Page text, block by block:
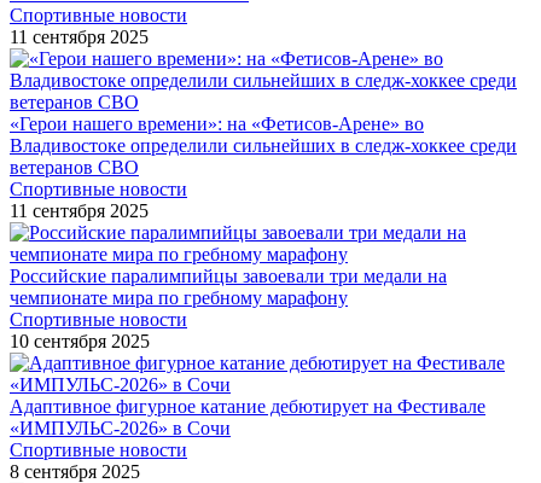
Спортивные новости
11 сентября 2025
«Герои нашего времени»: на «Фетисов-Арене» во
Владивостоке определили сильнейших в следж-хоккее среди
ветеранов СВО
Спортивные новости
11 сентября 2025
Российские паралимпийцы завоевали три медали на
чемпионате мира по гребному марафону
Спортивные новости
10 сентября 2025
Адаптивное фигурное катание дебютирует на Фестивале
«ИМПУЛЬС-2026» в Сочи
Спортивные новости
8 сентября 2025